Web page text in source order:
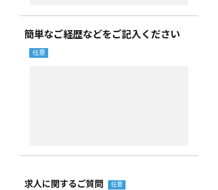
簡単なご経歴などをご記入ください
求人に関するご質問